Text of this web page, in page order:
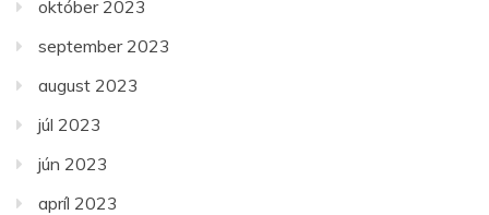
október 2023
september 2023
august 2023
júl 2023
jún 2023
apríl 2023